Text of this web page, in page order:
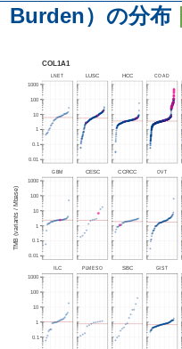
Burden）の分布